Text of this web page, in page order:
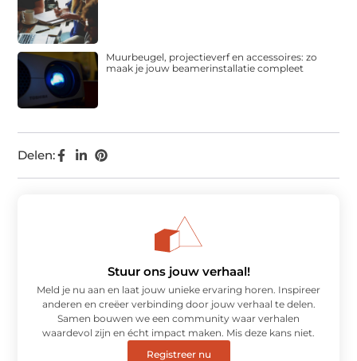
Delen:
Muurbeugel, projectieverf en accessoires: zo
maak je jouw beamerinstallatie compleet
Stuur ons jouw verhaal!
Meld je nu aan en laat jouw unieke ervaring horen. Inspireer
anderen en creëer verbinding door jouw verhaal te delen.
Samen bouwen we een community waar verhalen
waardevol zijn en écht impact maken. Mis deze kans niet.
Registreer nu